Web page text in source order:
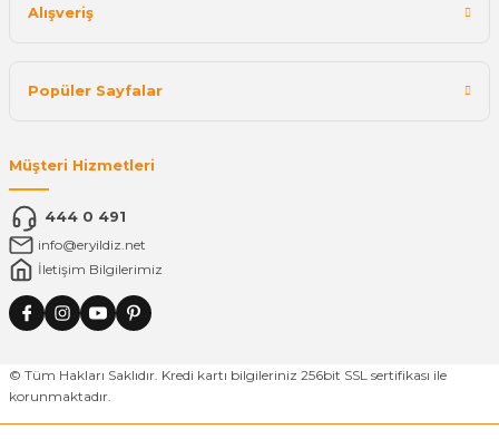
Alışveriş
Popüler Sayfalar
Müşteri Hizmetleri
444 0 491
info@eryildiz.net
İletişim Bilgilerimiz
© Tüm Hakları Saklıdır. Kredi kartı bilgileriniz 256bit SSL sertifikası ile
korunmaktadır.